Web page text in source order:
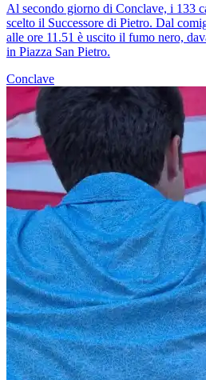
Al secondo giorno di Conclave, i 133
scelto il Successore di Pietro. Dal
alle ore 11.51 è uscito il fumo nero,
in Piazza San Pietro.
Conclave